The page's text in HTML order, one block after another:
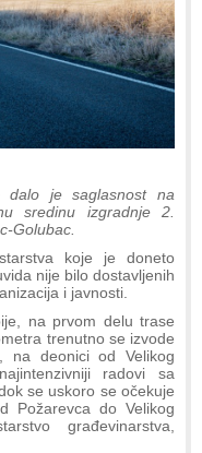
dalo je saglasnost na
sredinu izgradnje 2.
Golubac.
koje je doneto
nije bilo dostavljenih
i javnosti.
na prvom delu trase
trenutno se izvode
na deonici od Velikog
radovi sa
se uskoro se očekuje
Požarevca do Velikog
građevinarstva,